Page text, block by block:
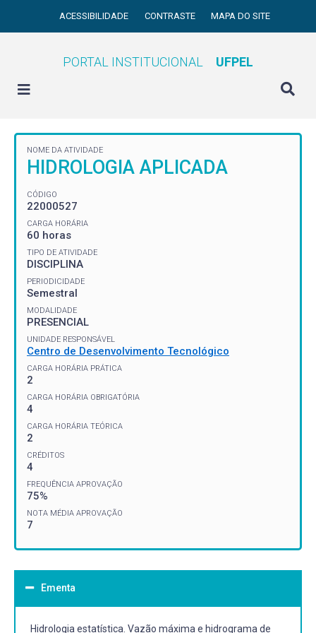
ACESSIBILIDADE CONTRASTE MAPA DO SITE
PORTAL INSTITUCIONAL UFPEL
NOME DA ATIVIDADE
HIDROLOGIA APLICADA
CÓDIGO
22000527
CARGA HORÁRIA
60 horas
TIPO DE ATIVIDADE
DISCIPLINA
PERIODICIDADE
Semestral
MODALIDADE
PRESENCIAL
UNIDADE RESPONSÁVEL
Centro de Desenvolvimento Tecnológico
CARGA HORÁRIA PRÁTICA
2
CARGA HORÁRIA OBRIGATÓRIA
4
CARGA HORÁRIA TEÓRICA
2
CRÉDITOS
4
FREQUÊNCIA APROVAÇÃO
75%
NOTA MÉDIA APROVAÇÃO
7
Ementa
Hidrologia estatística. Vazão máxima e hidrograma de